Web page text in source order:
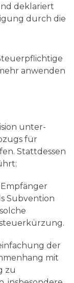
deklariert
durch die
anwenden
unter­
für
Statt­dessen
Subvention
der
mit
zu